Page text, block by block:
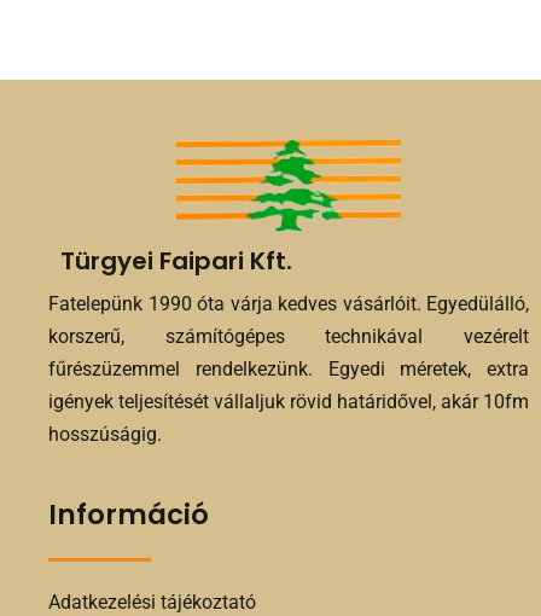
Türgyei Faipari Kft.
Fatelepünk 1990 óta várja kedves vásárlóit. Egyedülálló,
korszerű, számítógépes technikával vezérelt
fűrészüzemmel rendelkezünk. Egyedi méretek, extra
igények teljesítését vállaljuk rövid határidővel, akár 10fm
hosszúságig.
Információ
Adatkezelési tájékoztató